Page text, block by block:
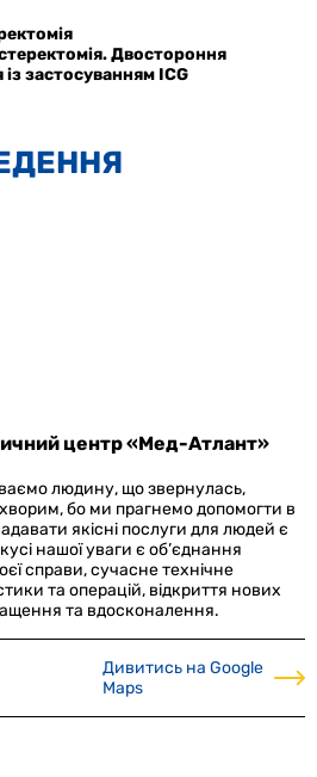
Двостороння
застосуванням ICG
центр «Мед-Атлант»
людину, що звернулась,
бо ми прагнемо допомогти в
якісні послуги для людей є
нашої уваги є об’єднання
справи, сучасне технічне
та операцій, відкриття нових
та вдосконалення.
Дивитись на Google
Maps